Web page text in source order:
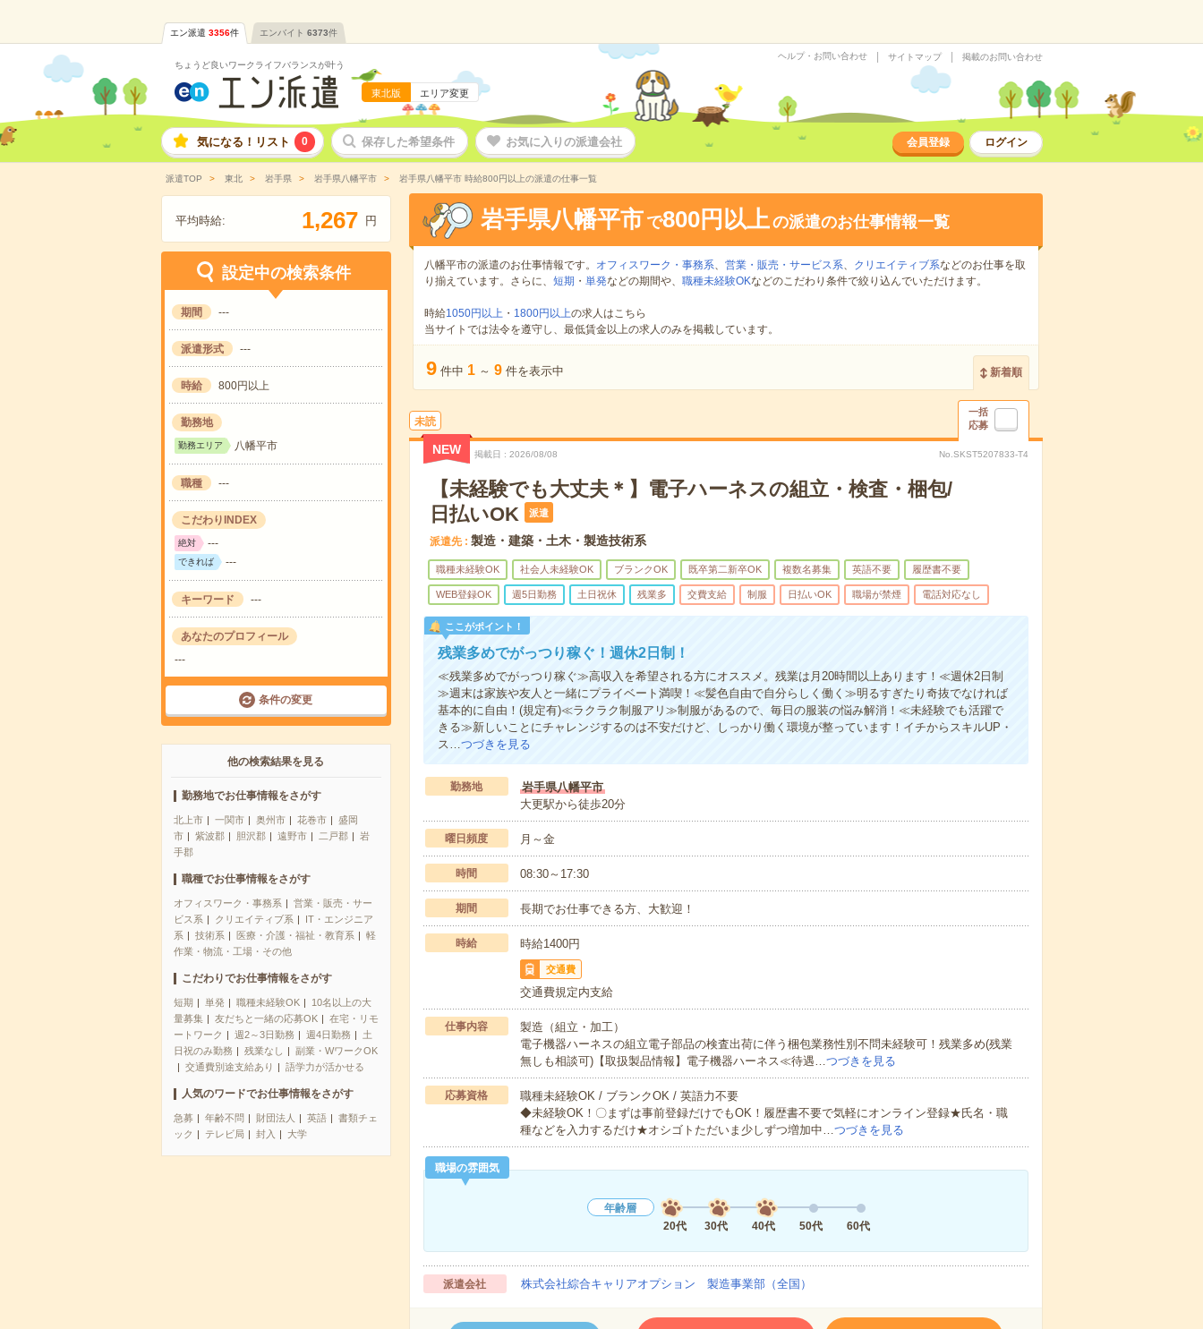
エン派遣 3356件 エンバイト 6373件
ちょうど良いワークライフバランスが叶う
東北版 エリア変更
ヘルプ・お問い合わせ サイトマップ 掲載のお問い合わせ
気になる！リスト 0 保存した希望条件 お気に入りの派遣会社 会員登録 ログイン
派遣TOP 東北 岩手県 岩手県八幡平市 岩手県八幡平市 時給800円以上の派遣の仕事一覧
平均時給: 1,267 円
設定中の検索条件
期間 ---
派遣形式 ---
時給 800円以上
勤務地
勤務エリア 八幡平市
職種 ---
こだわりINDEX
絶対 ---
できれば ---
キーワード ---
あなたのプロフィール
---
条件の変更
他の検索結果を見る
勤務地でお仕事情報をさがす
北上市 一関市 奥州市 花巻市
盛岡
市
紫波郡 胆沢郡 遠野市 二戸郡
岩
手郡
職種でお仕事情報をさがす
オフィスワーク・事務系
営業・販売・サー
ビス系
クリエイティブ系
IT・エンジニア
系
技術系 医療・介護・福祉・教育系
軽
作業・物流・工場・その他
こだわりでお仕事情報をさがす
短期 単発 職種未経験OK
10名以上の大
量募集
友だちと一緒の応募OK
在宅・リモ
ートワーク
週2～3日勤務 週4日勤務
土
日祝のみ勤務
残業なし
副業・WワークOK
交通費別途支給あり
語学力が活かせる
人気のワードでお仕事情報をさがす
急募 年齢不問 財団法人 英語
書類チェ
ック
テレビ局 封入 大学
岩手県八幡平市 で800円以上の派遣のお仕事情報一覧
八幡平市の派遣のお仕事情報です。 オフィスワーク・事務系、 営業・販売・サービス系、 クリエイティブ系などのお仕事を取
り揃えています。さらに、 短期 ・ 単発などの期間や、 職種未経験OKなどのこだわり条件で絞り込んでいただけます。
時給1050円以上・ 1800円以上の求人はこちら
当サイトでは法令を遵守し、最低賃金以上の求人のみを掲載しています。
9 件中 1 ～ 9 件を表示中 新着順
未読
一括
応募
NEW 掲載日 2026/08/08 No.SKST5207833-T4
【未経験でも大丈夫＊】電子ハーネスの組立・検査・梱包/
日払いOK
派遣
派遣先 製造・建築・土木・製造技術系
職種未経験OK 社会人未経験OK ブランクOK 既卒第二新卒OK 複数名募集 英語不要 履歴書不要
WEB登録OK 週5日勤務 土日祝休 残業多 交費支給 制服 日払いOK 職場が禁煙 電話対応なし
ここがポイント！
残業多めでがっつり稼ぐ！週休2日制！
≪残業多めでがっつり稼ぐ≫高収入を希望される方にオススメ。残業は月20時間以上あります！≪週休2日制
≫週末は家族や友人と一緒にプライベート満喫！≪髪色自由で自分らしく働く≫明るすぎたり奇抜でなければ
基本的に自由！(規定有)≪ラクラク制服アリ≫制服があるので、毎日の服装の悩み解消！≪未経験でも活躍で
きる≫新しいことにチャレンジするのは不安だけど、しっかり働く環境が整っています！イチからスキルUP・
ス…つづきを見る
勤務地
岩手県八幡平市
大更駅から徒歩20分
曜日頻度 月～金
時間 08:30～17:30
期間 長期でお仕事できる方、大歓迎！
時給 時給1400円
交通費
交通費規定内支給
仕事内容
製造（組立・加工）
電子機器ハーネスの組立電子部品の検査出荷に伴う梱包業務性別不問未経験可！残業多め(残業
無しも相談可)【取扱製品情報】電子機器ハーネス≪待遇…つづきを見る
応募資格
職種未経験OK / ブランクOK / 英語力不要
◆未経験OK！〇まずは事前登録だけでもOK！履歴書不要で気軽にオンライン登録★氏名・職
種などを入力するだけ★オシゴトただいま少しずつ増加中…つづきを見る
職場の雰囲気
年齢層
20代
30代 40代 50代 60代
派遣会社 株式会社綜合キャリアオプション 製造事業部（全国）